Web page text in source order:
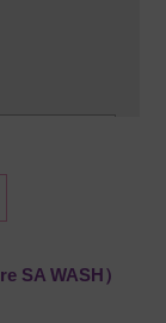
た。炭
たが、
SA WASH）